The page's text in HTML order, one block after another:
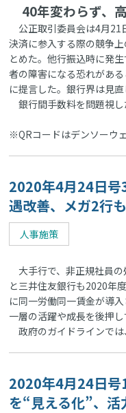
40年変わらず、
公正取引委員会は4月21
決済に参入する際の競争
とめた。他行振込時に発
者の障害になる恐れがあ
に提言した。銀行界は見
銀行間手数料を問題視
※QRコードはデンソーウ
2020年4月24日
遇改善、メガ2行
人事施策
大手行で、非正規社員の
と三井住友銀行も2020年
に同一労働同一賃金が導
一層の活躍や成長を後押し
政府のガイドラインで
2020年4月24日
を“見える化”、活